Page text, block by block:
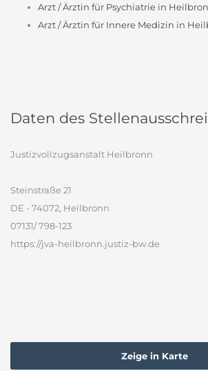
Arzt / Ärztin für Psychiatrie in
Arzt / Ärztin für Innere Medizin in
Daten des
Justizvollzugsanstalt Heilbronn
Steinstraße 21
DE - 74072, Heilbronn
07131/ 798-123
https://jva-heilbronn.justiz-bw.de
Zeige in Karte